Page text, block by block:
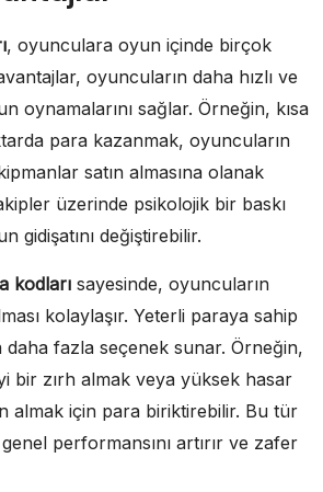
, oyunculara oyun içinde birçok
oyuncuların daha hızlı ve
oynamalarını sağlar. Örneğin, kısa
para kazanmak, oyuncuların
satın almasına olanak
üzerinde psikolojik bir baskı
gidişatını değiştirebilir.
kodları sayesinde, oyuncuların
kolaylaşır. Yeterli paraya sahip
fazla seçenek sunar. Örneğin,
bir zırh almak veya yüksek hasar
almak için para biriktirebilir. Bu tür
performansını artırır ve zafer